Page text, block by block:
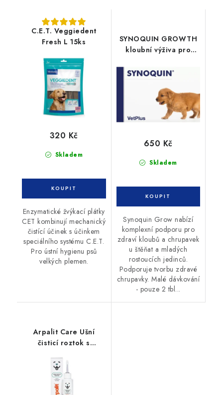
C.E.T. Veggiedent
Fresh L 15ks
Skladem
320 Kč
Enzymatické žvýkací plátky
CET kombinují mechanický
čistící účinek s účinkem
speciálního systému C.E.T.
Pro ústní hygienu psů
velkých plemen.
SYNOQUIN GROWTH
kloubní výživa pro
Skladem
650 Kč
Synoquin Grow nabízí
komplexní podporu pro
zdraví kloubů a chrupavek
u štěňat a mladých
rostoucích jedinců.
Podporuje tvorbu zdravé
chrupavky. Malé dávkování
- pouze 2 tbl...
Arpalit Care Ušní
čisticí roztok s
100ml